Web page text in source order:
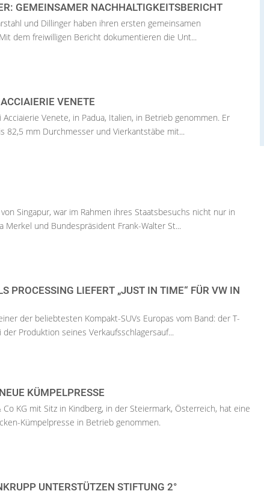
GEMEINSAMER NACHHALTIGKEITSBERICHT
und Dillinger haben ihren ersten gemeinsamen
dem freiwilligen Bericht dokumentieren die Unt...
VENETE
Venete, in Padua, Italien, in Betrieb genommen. Er
82,5 mm Durchmesser und Vierkantstäbe mit...
Singapur, war im Rahmen ihres Staatsbesuchs nicht nur in
Merkel und Bundespräsident Frank-Walter St...
PROCESSING LIEFERT „JUST IN TIME“ FÜR VW IN
der beliebtesten Kompakt-SUVs Europas vom Band: der T-
der Produktion seines Verkaufsschlagersauf...
KÜMPELPRESSE
KG mit Sitz in Kindberg, in der Steiermark, Österreich, hat eine
Kümpelpresse in Betrieb genommen.
UNTERSTÜTZEN STIFTUNG 2°